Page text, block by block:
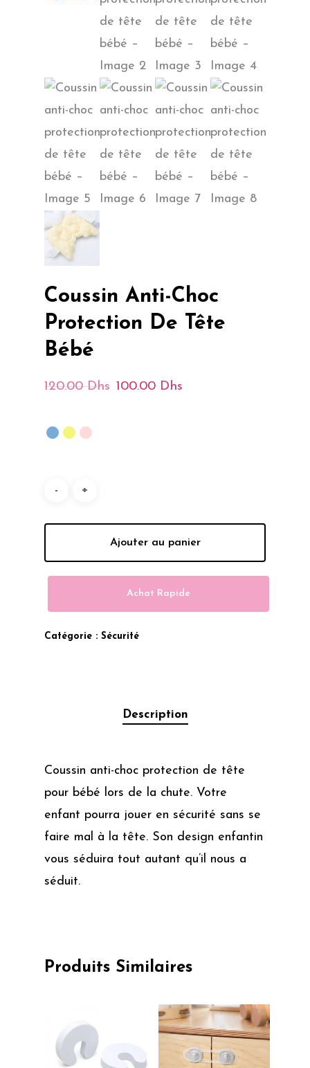
Coussin Anti-Choc
Protection De Tête
Bébé
120.00Dhs Le
100.00 Dhs
Ajouter au panier
Achat Rapide
Catégorie : Sécurité
Description
Coussin anti-choc protection de tête
pour bébé lors de la chute. Votre
enfant pourra jouer en sécurité sans se
faire mal à la tête. Son design enfantin
vous séduira tout autant qu’il nous a
séduit.
Produits Similaires